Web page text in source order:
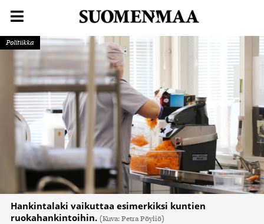
Politiikka
Hankintalaki vaikuttaa esimerkiksi kuntien
ruokahankintoihin. (Kuva: Petra Pöyliö)